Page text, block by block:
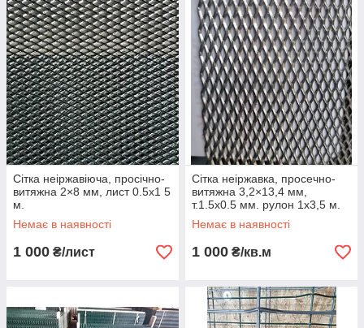
Сітка неіржавіюча, просічно-
витяжна 2×8 мм, лист 0.5х1 5
м.
Немає в наявності
1 000 ₴/лист
Сітка неіржавка, просечно-
витяжна 3,2×13,4 мм,
т.1.5х0.5 мм. рулон 1х3,5 м.
Немає в наявності
1 000 ₴/кв.м